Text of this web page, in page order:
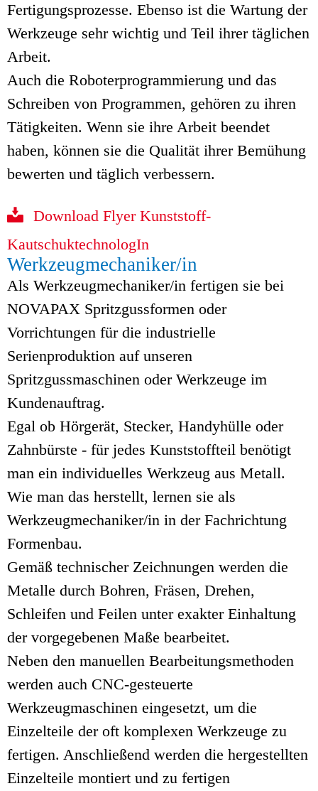
Fertigungsprozesse. Ebenso ist die Wartung der
Werkzeuge sehr wichtig und Teil ihrer täglichen
Arbeit.
Auch die Roboterprogrammierung und das
Schreiben von Programmen, gehören zu ihren
Tätigkeiten. Wenn sie ihre Arbeit beendet
haben, können sie die Qualität ihrer Bemühung
bewerten und täglich verbessern.
Download Flyer Kunststoff-
KautschuktechnologIn
Werkzeugmechaniker/in
Als Werkzeugmechaniker/in fertigen sie bei
NOVAPAX Spritzgussformen oder
Vorrichtungen für die industrielle
Serienproduktion auf unseren
Spritzgussmaschinen oder Werkzeuge im
Kundenauftrag.
Egal ob Hörgerät, Stecker, Handyhülle oder
Zahnbürste - für jedes Kunststoffteil benötigt
man ein individuelles Werkzeug aus Metall.
Wie man das herstellt, lernen sie als
Werkzeugmechaniker/in in der Fachrichtung
Formenbau.
Gemäß technischer Zeichnungen werden die
Metalle durch Bohren, Fräsen, Drehen,
Schleifen und Feilen unter exakter Einhaltung
der vorgegebenen Maße bearbeitet.
Neben den manuellen Bearbeitungsmethoden
werden auch CNC-gesteuerte
Werkzeugmaschinen eingesetzt, um die
Einzelteile der oft komplexen Werkzeuge zu
fertigen. Anschließend werden die hergestellten
Einzelteile montiert und zu fertigen